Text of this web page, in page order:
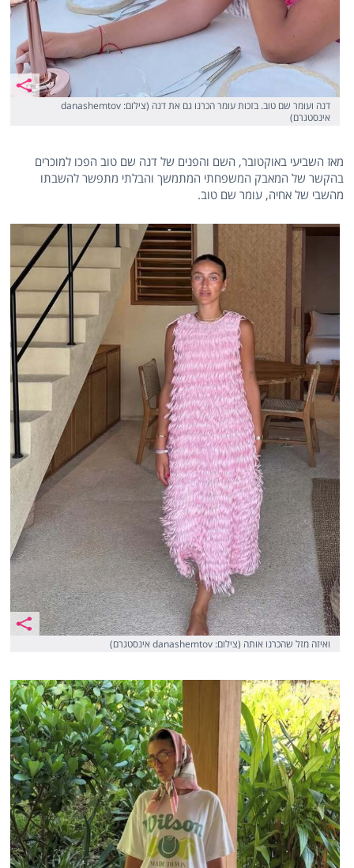
דנה ועומר שם טוב. בזכות עומר הכרנו גם את דנה (צילום: danashemtov
אינסטגרם)
מאז השביעי באוקטובר, השם והפנים של דנה שם טוב הפכו למוכרים
בהקשר של המאבק המשפחתי המתמשך והבלתי מתפשר להשבתו
מהשבי של אחיה, עומר שם טוב.
ואיזה מזל שהכרנו אותה (צילום: danashemtov אינסטגרם)